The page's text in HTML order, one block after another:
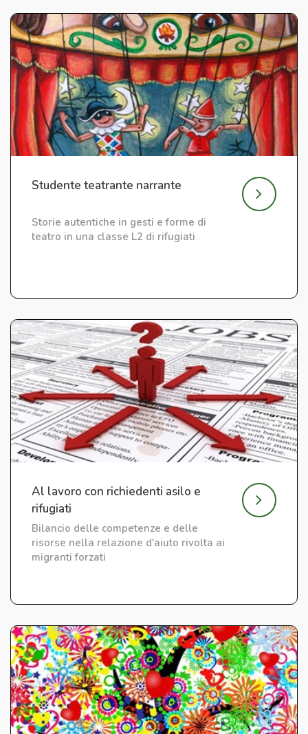
Studente teatrante narrante
Storie autentiche in gesti e forme di
teatro in una classe L2 di rifugiati
Al lavoro con richiedenti asilo e
rifugiati
Bilancio delle competenze e delle
risorse nella relazione d'aiuto rivolta ai
migranti forzati